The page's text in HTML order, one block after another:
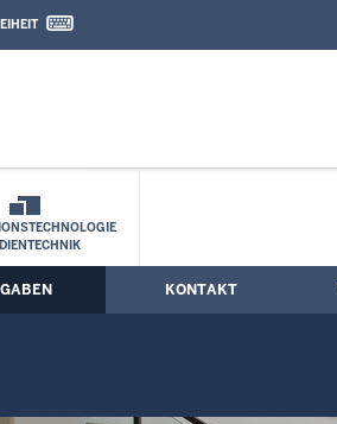
und Kontaktformular
KONTAKT